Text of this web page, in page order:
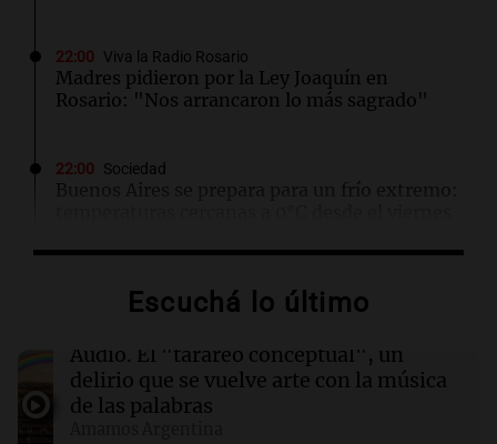
22:00 Viva la Radio Rosario
Madres pidieron por la Ley Joaquín en
Rosario: "Nos arrancaron lo más sagrado"
22:00 Sociedad
Buenos Aires se prepara para un frío extremo:
Líderes indígenas guatemaltecos liberados
21:50 La Cadena del Gol
Belgrano visita a Tigre con el objetivo de
Escuchá lo último
Audio. El "tarareo conceptual", un
delirio que se vuelve arte con la música
de las palabras